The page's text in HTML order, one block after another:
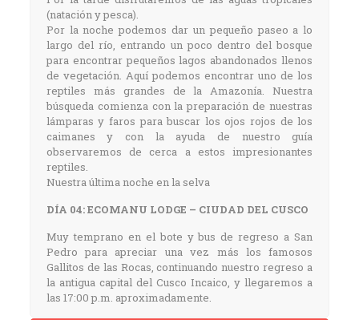
(natación y pesca).
Por la noche podemos dar un pequeño paseo a lo
largo del río, entrando un poco dentro del bosque
para encontrar pequeños lagos abandonados llenos
de vegetación. Aquí podemos encontrar uno de los
reptiles más grandes de la Amazonía. Nuestra
búsqueda comienza con la preparación de nuestras
lámparas y faros para buscar los ojos rojos de los
caimanes y con la ayuda de nuestro guía
observaremos de cerca a estos impresionantes
reptiles.
Nuestra última noche en la selva
DÍA 04: ECOMANU LODGE – CIUDAD DEL CUSCO
Muy temprano en el bote y bus de regreso a San
Pedro para apreciar una vez más los famosos
Gallitos de las Rocas, continuando nuestro regreso a
la antigua capital del Cusco Incaico, y llegaremos a
las 17:00 p.m. aproximadamente.